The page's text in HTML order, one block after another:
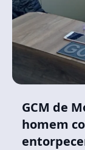
GCM de
homem